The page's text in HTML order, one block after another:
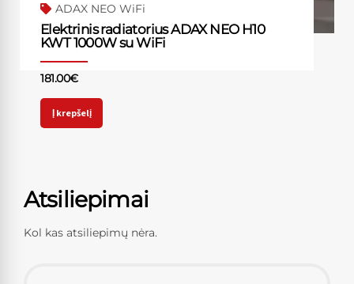
ADAX NEO WiFi
Elektrinis radiatorius ADAX NEO H10
KWT 1000W su WiFi
181.00€
Į krepšelį
Atsiliepimai
Kol kas atsiliepimų nėra.